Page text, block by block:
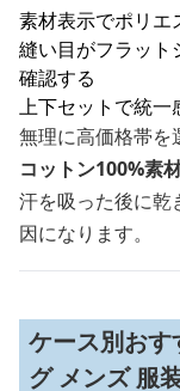
素材表示でポリエ
縫い目がフラット
確認する
上下セットで統一
無理に高価格帯を
コットン100%素
汗を吸った後に乾
因になります。
ケース別おす
グ メンズ 服